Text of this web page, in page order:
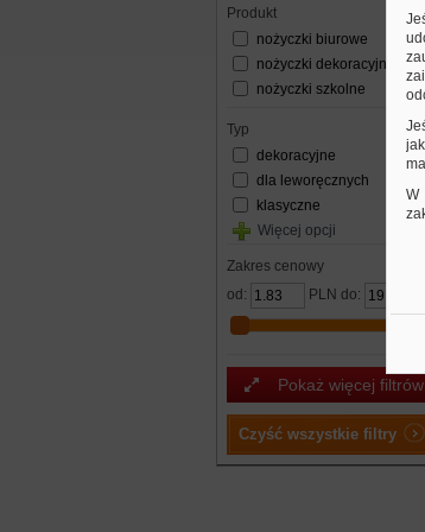
produkt
nożyczki biurowe
nożyczki dekoracyjne
nożyczki szkolne
typ
dekoracyjne
dla leworęcznych
klasyczne
Więcej opcji
Zakres cenowy
od:
PLN do:
Pokaż więcej filtrów
Czyść wszystkie filtry
W